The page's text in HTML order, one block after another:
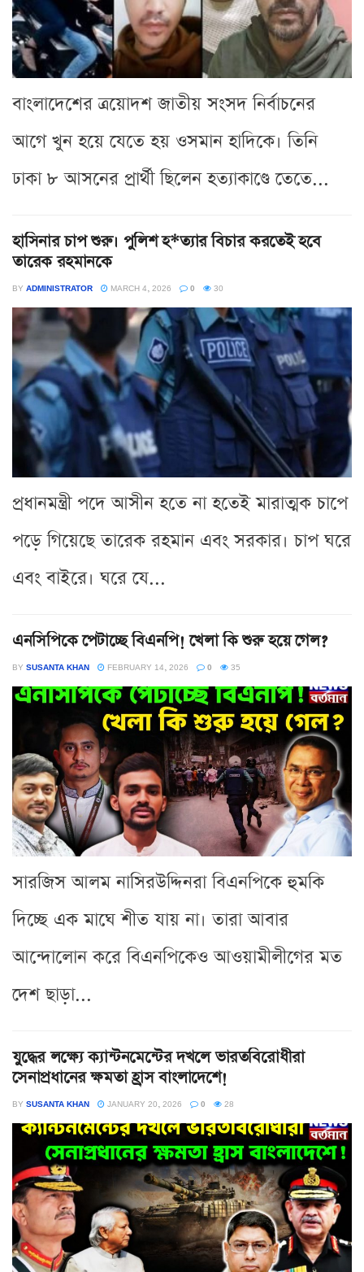
বাংলাদেশের ত্রয়োদশ জাতীয় সংসদ নির্বাচনের
আগে খুন হয়ে যেতে হয় ওসমান হাদিকে। তিনি
ঢাকা ৮ আসনের প্রার্থী ছিলেন হত্যাকাণ্ডে তেতে...
হাসিনার চাপ শুরু। পুলিশ হ*ত্যার বিচার করতেই হবে
তারেক রহমানকে
BY ADMINISTRATOR MARCH 4, 2026 0 30
প্রধানমন্ত্রী পদে আসীন হতে না হতেই মারাত্মক চাপে
পড়ে গিয়েছে তারেক রহমান এবং সরকার। চাপ ঘরে
এবং বাইরে। ঘরে যে...
এনসিপিকে পেটাচ্ছে বিএনপি! খেলা কি শুরু হয়ে গেল?
BY SUSANTA KHAN FEBRUARY 14, 2026 0 35
সারজিস আলম নাসিরউদ্দিনরা বিএনপিকে হুমকি
দিচ্ছে এক মাঘে শীত যায় না। তারা আবার
আন্দোলোন করে বিএনপিকেও আওয়ামীলীগের মত
দেশ ছাড়া...
যুদ্ধের লক্ষ্যে ক্যান্টনমেন্টের দখলে ভারতবিরোধীরা
সেনাপ্রধানের ক্ষমতা হ্রাস বাংলাদেশে!
BY SUSANTA KHAN JANUARY 20, 2026 0 28